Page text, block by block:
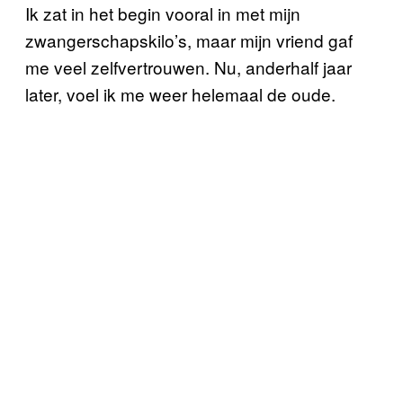
Ik zat in het begin vooral in met mijn
zwangerschapskilo’s, maar mijn vriend gaf
me veel zelfvertrouwen. Nu, anderhalf jaar
later, voel ik me weer helemaal de oude.